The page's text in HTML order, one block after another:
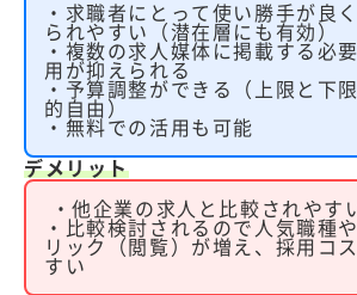
・求職者にとって使い勝手が良
られやすい（潜在層にも有効）
・複数の求人媒体に掲載する必
用が抑えられる
・予算調整ができる（上限と下
的自由）
・無料での活用も可能
デメリット
・他企業の求人と比較されやす
・比較検討されるので人気職種
リック（閲覧）が増え、採用コ
すい